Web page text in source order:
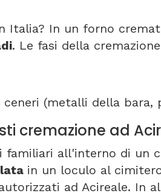
Italia? In un forno
. Le fasi della
ceneri (metalli della bara,
cremazione ad
familiari all'interno di un
in un loculo al
ad Acireale. In